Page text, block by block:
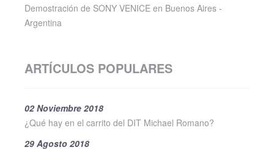
Demostración de SONY VENICE en Buenos Aires -
Argentina
ARTÍCULOS POPULARES
02 Noviembre 2018
¿Qué hay en el carrito del DIT Michael Romano?
29 Agosto 2018